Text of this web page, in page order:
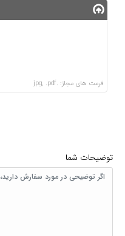
فرمت های مجاز: .jpg, .pdf
توضیحات شما